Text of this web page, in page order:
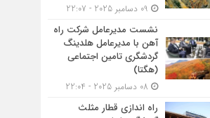
نشست مدیرعامل شرکت راه
آهن با مدیرعامل هلدینگ
گردشگری تامین اجتماعی
(هگتا)
راه اندازی قطار مثلث